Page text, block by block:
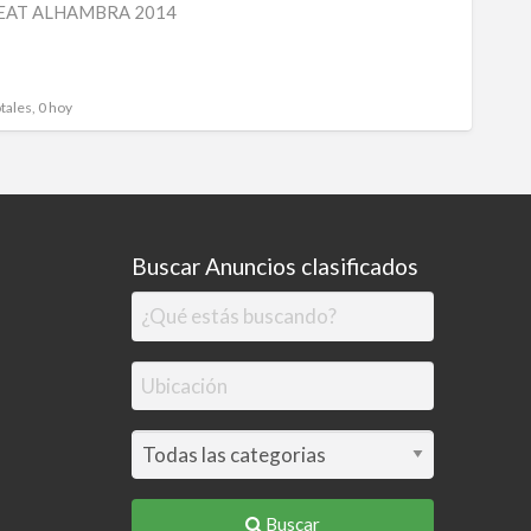
ALHAMBRA 2014
0 hoy
Buscar Anuncios clasificados
Buscar